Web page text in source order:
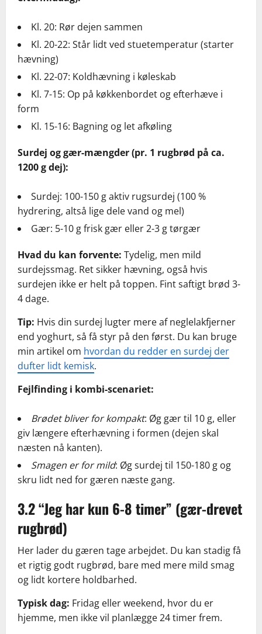
Kl. 20: Rør dejen sammen
Kl. 20-22: Står lidt ved stuetemperatur (starter
hævning)
Kl. 22-07: Koldhævning i køleskab
Kl. 7-15: Op på køkkenbordet og efterhæve i
form
Kl. 15-16: Bagning og let afkøling
Surdej og gær-mængder (pr. 1 rugbrød på ca.
1200 g dej):
Surdej: 100-150 g aktiv rugsurdej (100 %
hydrering, altså lige dele vand og mel)
Gær: 5-10 g frisk gær eller 2-3 g tørgær
Hvad du kan forvente: Tydelig, men mild
surdejssmag. Ret sikker hævning, også hvis
surdejen ikke er helt på toppen. Fint saftigt brød 3-
4 dage.
Tip: Hvis din surdej lugter mere af neglelakfjerner
end yoghurt, så få styr på den først. Du kan bruge
min artikel om hvordan du redder en surdej der
dufter lidt kemisk.
Fejlfinding i kombi-scenariet:
Brødet bliver for kompakt: Øg gær til 10 g, eller
giv længere efterhævning i formen (dejen skal
næsten nå kanten).
Smagen er for mild: Øg surdej til 150-180 g og
skru lidt ned for gæren næste gang.
3.2 “Jeg har kun 6-8 timer” (gær-drevet
rugbrød)
Her lader du gæren tage arbejdet. Du kan stadig få
et rigtig godt rugbrød, bare med mere mild smag
og lidt kortere holdbarhed.
Typisk dag: Fridag eller weekend, hvor du er
hjemme, men ikke vil planlægge 24 timer frem.